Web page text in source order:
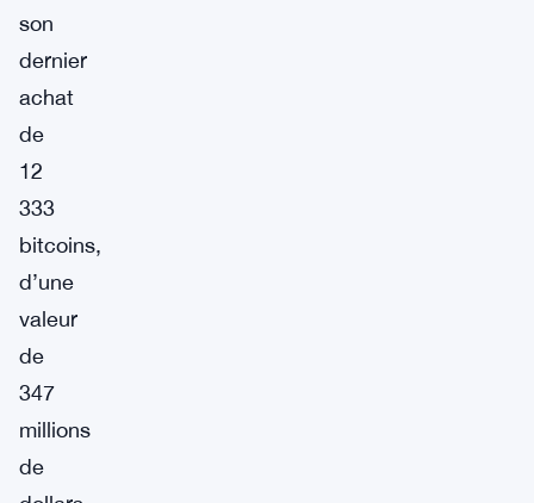
son
dernier
achat
de
12
333
bitcoins,
d’une
valeur
de
347
millions
de